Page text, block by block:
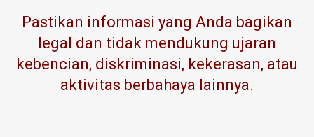
Pastikan informasi yang Anda bagikan
legal dan tidak mendukung ujaran
kebencian, diskriminasi, kekerasan, atau
aktivitas berbahaya lainnya.